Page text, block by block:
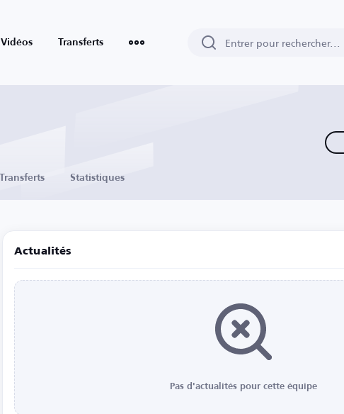
Vidéos Transferts
Transferts Statistiques
Actualités
Pas d'actualités pour cette équipe